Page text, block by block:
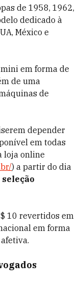
de 1958, 1962,
dedicado à
México e
em forma de
de uma
de
depender
em todas
loja online
) a partir do dia
seleção
10 revertidos em
em forma